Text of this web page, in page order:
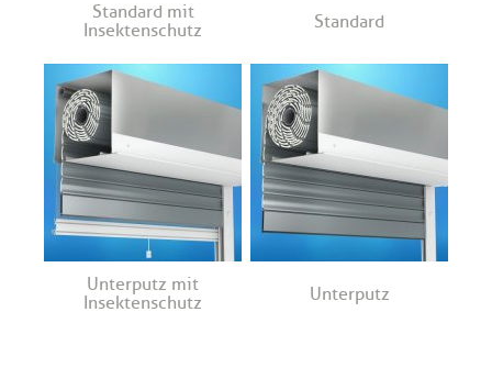
Standard mit
Insektenschutz
Standard
Unterputz mit
Insektenschutz
Unterputz